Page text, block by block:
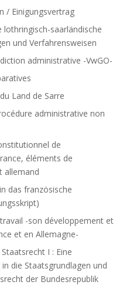
/ Einigungsvertrag
lothringisch-saarländische
und Verfahrensweisen
administrative -VwGO-
Land de Sarre
administrative non
de
éléments de
allemand
das französische
travail -son développement et
et en Allemagne-
I : Eine
die Staatsgrundlagen und
der Bundesrepublik